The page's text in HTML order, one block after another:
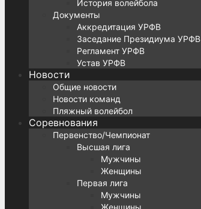
История волейбола
Документы
Аккредитация УРФВ
Заседание Президиума УРФВ
Регламент УРФВ
Устав УРФВ
Новости
Общие новости
Новости команд
Пляжный волейбол
Соревнования
Первенство/Чемпионат
Высшая лига
Мужчины
Женщины
Первая лига
Мужчины
Женщины